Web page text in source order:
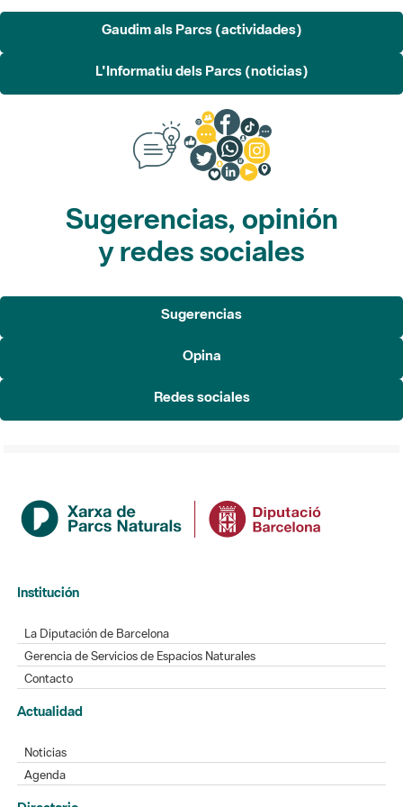
Gaudim als Parcs (actividades)
L'Informatiu dels Parcs (noticias)
Sugerencias, opinión
y redes sociales
Sugerencias
Opina
Redes sociales
Institución
La Diputación de Barcelona
Gerencia de Servicios de Espacios Naturales
Contacto
Actualidad
Noticias
Agenda